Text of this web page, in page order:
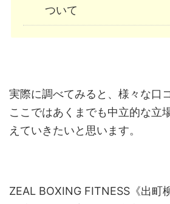
ついて
実際に調べてみると、様々な口
ここではあくまでも中立的な立
えていきたいと思います。
ZEAL BOXING FITNESS《出町